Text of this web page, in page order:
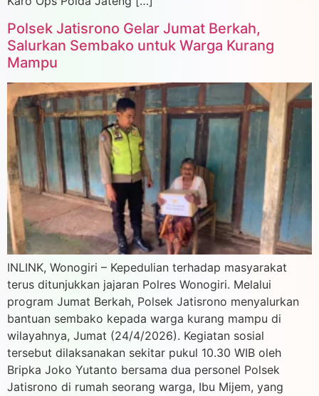
Polsek Jatisrono Gelar Jumat Berkah,
Salurkan Sembako untuk Warga Kurang
Mampu
INLINK, Wonogiri – Kepedulian terhadap masyarakat
terus ditunjukkan jajaran Polres Wonogiri. Melalui
program Jumat Berkah, Polsek Jatisrono menyalurkan
bantuan sembako kepada warga kurang mampu di
wilayahnya, Jumat (24/4/2026). Kegiatan sosial
tersebut dilaksanakan sekitar pukul 10.30 WIB oleh
Bripka Joko Yutanto bersama dua personel Polsek
Jatisrono di rumah seorang warga, Ibu Mijem, yang